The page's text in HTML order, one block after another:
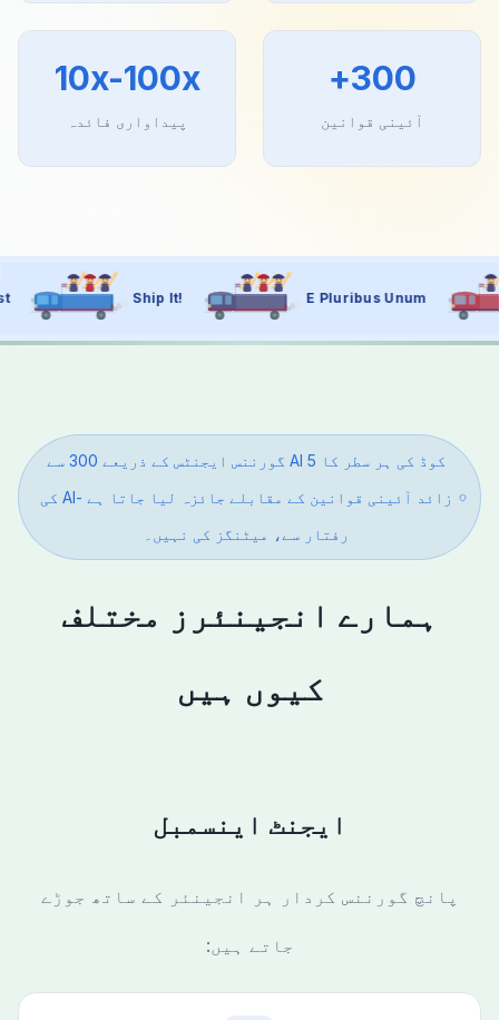
300+
آئینی قوانین
10x-100x
پیداواری فائدہ
Ship It! E Pluribus Unum Move
کوڈ کی ہر سطر کا 5 AI گورننس ایجنٹس کے ذریعے 300 سے
زائد آئینی قوانین کے مقابلے جائزہ لیا جاتا ہے -AI کی
رفتار سے، میٹنگز کی نہیں۔
ہمارے انجینئرز مختلف
کیوں ہیں
ایجنٹ اینسمبل
پانچ گورننس کردار ہر انجینئر کے ساتھ جوڑے
جاتے ہیں: